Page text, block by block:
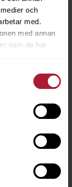
och
med.
med annan
som de har